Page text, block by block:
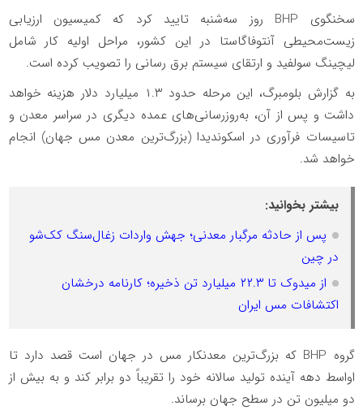
سخنگوی BHP روز سه‌شنبه تایید کرد که کمیسیون ارزیابی
زیست‌محیطی آنتوفاگاستا در این کشور، مراحل اولیه کار شامل
لیچینگ سولفید و ارتقای سیستم برق رسانی را تصویب کرده است.
به گزارش بلومبرگ، این مرحله حدود ۱.۳ میلیارد دلار هزینه خواهد
داشت و پس از آن، به‌روزرسانی‌های عمده دیگری در سراسر معدن و
تاسیسات فرآوری در اسکوندیدا (بزرگ‌ترین معدن مس جهان) انجام
خواهد شد.
بیشتر بخوانید:
پس از حادثه مرگبار معدنی؛ جهش واردات زغال‌سنگ کک‌شو
در چین
از میدوک تا ۲۲.۳ میلیارد تن ذخیره؛ کارنامه درخشان
اکتشافات مس ایران
گروه BHP که بزرگ‌ترین معدنکار مس در جهان است قصد دارد تا
اواسط دهه آینده تولید سالانه خود را تقریباً دو برابر کند و به بیش از
دو میلیون تن در سطح جهان برساند.